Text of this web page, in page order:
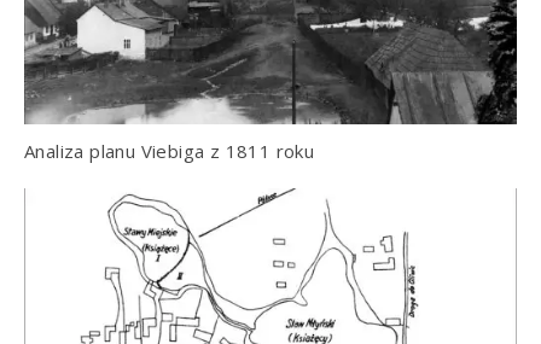
Analiza planu Viebiga z 1811 roku